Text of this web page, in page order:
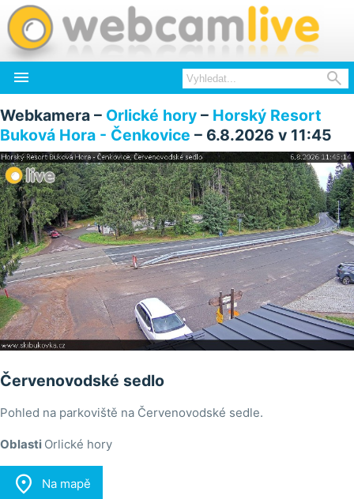
 
Webkamera – Orlické hory – Horský Resort
Buková Hora - Čenkovice – 6.8.2026 v 11:45
Červenovodské sedlo
Pohled na parkoviště na Červenovodské sedle.
Oblasti Orlické hory
 Na mapě